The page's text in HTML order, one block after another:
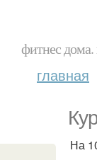
фитнес
главная
На